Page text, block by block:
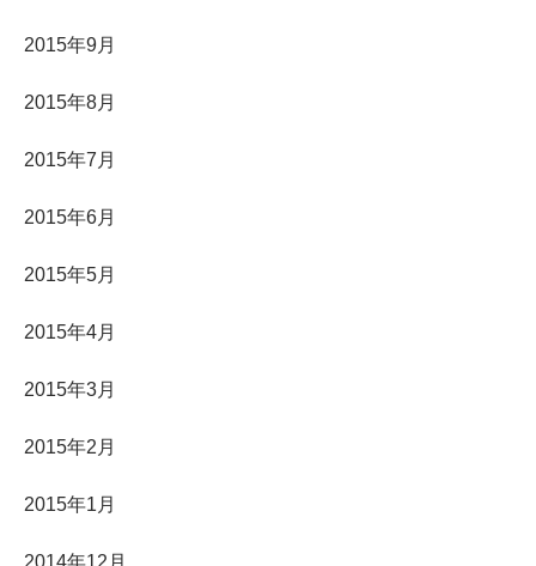
2015年9月
2015年8月
2015年7月
2015年6月
2015年5月
2015年4月
2015年3月
2015年2月
2015年1月
2014年12月